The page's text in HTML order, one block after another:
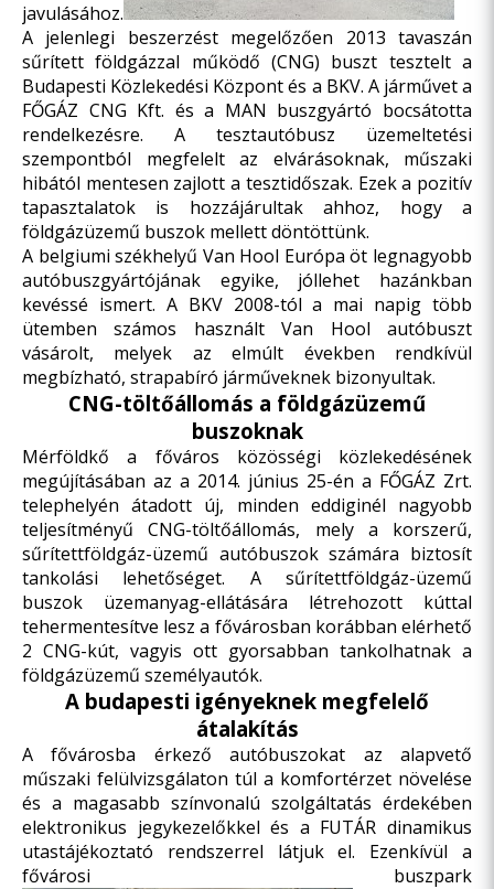
javulásához.
A jelenlegi beszerzést megelőzően 2013 tavaszán
sűrített földgázzal működő (CNG) buszt tesztelt a
Budapesti Közlekedési Központ és a BKV. A járművet a
FŐGÁZ CNG Kft. és a MAN buszgyártó bocsátotta
rendelkezésre. A tesztautóbusz üzemeltetési
szempontból megfelelt az elvárásoknak, műszaki
hibától mentesen zajlott a tesztidőszak. Ezek a pozitív
tapasztalatok is hozzájárultak ahhoz, hogy a
földgázüzemű buszok mellett döntöttünk.
A belgiumi székhelyű Van Hool Európa öt legnagyobb
autóbuszgyártójának egyike, jóllehet hazánkban
kevéssé ismert. A BKV 2008-tól a mai napig több
ütemben számos használt Van Hool autóbuszt
vásárolt, melyek az elmúlt években rendkívül
megbízható, strapabíró járműveknek bizonyultak.
CNG-töltőállomás a földgázüzemű
buszoknak
Mérföldkő a főváros közösségi közlekedésének
megújításában az a 2014. június 25-én a FŐGÁZ Zrt.
telephelyén átadott új, minden eddiginél nagyobb
teljesítményű CNG-töltőállomás, mely a korszerű,
sűrítettföldgáz-üzemű autóbuszok számára biztosít
tankolási lehetőséget. A sűrítettföldgáz-üzemű
buszok üzemanyag-ellátására létrehozott kúttal
tehermentesítve lesz a fővárosban korábban elérhető
2 CNG-kút, vagyis ott gyorsabban tankolhatnak a
földgázüzemű személyautók.
A budapesti igényeknek megfelelő
átalakítás
A fővárosba érkező autóbuszokat az alapvető
műszaki felülvizsgálaton túl a komfortérzet növelése
és a magasabb színvonalú szolgáltatás érdekében
elektronikus jegykezelőkkel és a FUTÁR dinamikus
utastájékoztató rendszerrel látjuk el. Ezenkívül a
fővárosi buszpark